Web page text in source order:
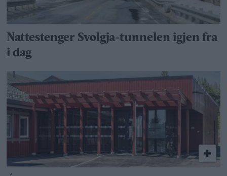
Nattestenger Svølgja-tunnelen igjen fra
i dag